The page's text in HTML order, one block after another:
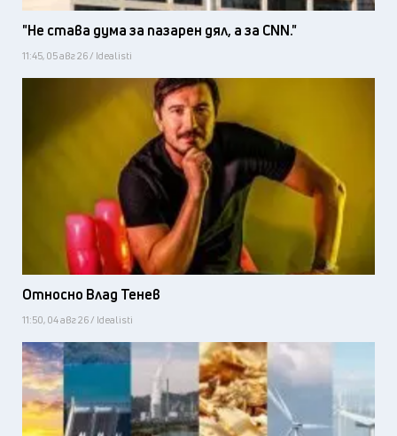
"Не става дума за пазарен дял, а за CNN."
11:45, 05 авг 26 / Idealisti
Относно Влад Тенев
11:50, 04 авг 26 / Idealisti